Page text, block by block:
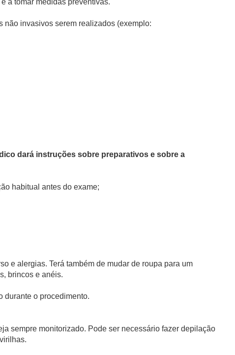
a tomar medidas preventivas.
não invasivos serem realizados (exemplo:
dará instruções sobre preparativos e sobre a
habitual antes do exame;
e alergias. Terá também de mudar de roupa para um
brincos e anéis.
durante o procedimento.
sempre monitorizado. Pode ser necessário fazer depilação